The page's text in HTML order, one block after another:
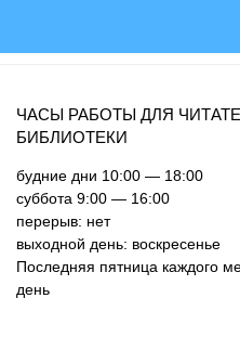
ЧАСЫ РАБОТЫ ДЛЯ
БИБЛИОТЕКИ
будние дни 10:00 — 18:00
суббота 9:00 — 16:00
перерыв: нет
выходной день: воскресенье
Последняя пятница каждого
день